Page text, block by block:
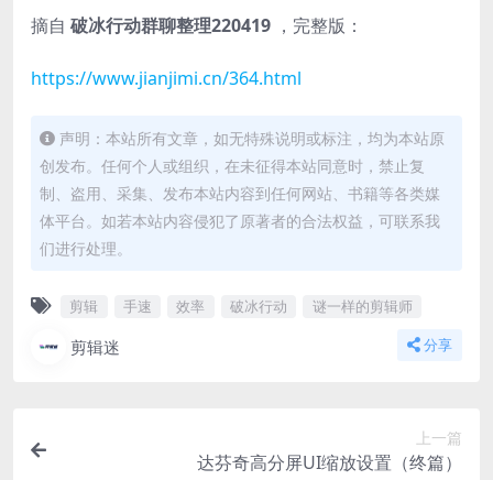
摘自 破冰行动群聊整理220419 ，完整版：
https://www.jianjimi.cn/364.html
声明：本站所有文章，如无特殊说明或标注，均为本站原
创发布。任何个人或组织，在未征得本站同意时，禁止复
制、盗用、采集、发布本站内容到任何网站、书籍等各类媒
体平台。如若本站内容侵犯了原著者的合法权益，可联系我
们进行处理。
剪辑 手速 效率 破冰行动 谜一样的剪辑师
剪辑迷 分享
上一篇
达芬奇高分屏UI缩放设置（终篇）